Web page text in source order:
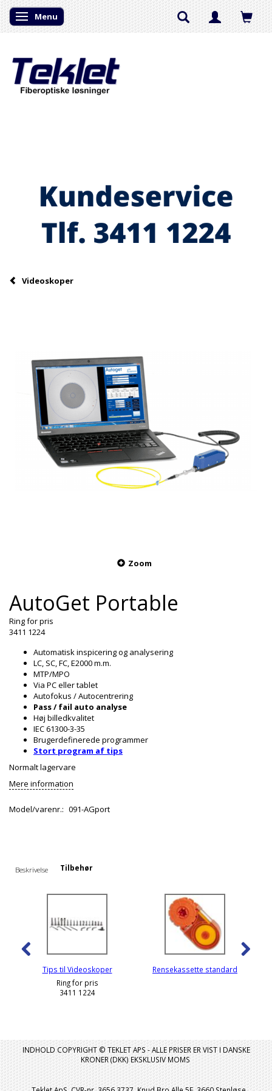
Skifte navigation
Menu
Videoskoper
Zoom
AutoGet Portable
Ring for pris
3411 1224
Automatisk inspicering og analysering
LC, SC, FC, E2000 m.m.
MTP/MPO
Via PC eller tablet
Autofokus / Autocentrering
Pass / fail auto analyse
Høj billedkvalitet
IEC 61300-3-35
Brugerdefinerede programmer
Stort program af tips
Normalt lagervare
Mere information
Model/varenr.: 091-AGport
Beskrivelse Tilbehør
Tips til Videoskoper
Ring for pris
3411 1224
Rensekassette standard
INDHOLD COPYRIGHT © TEKLET APS - ALLE PRISER ER VIST I DANSKE
KRONER (DKK) EKSKLUSIV MOMS